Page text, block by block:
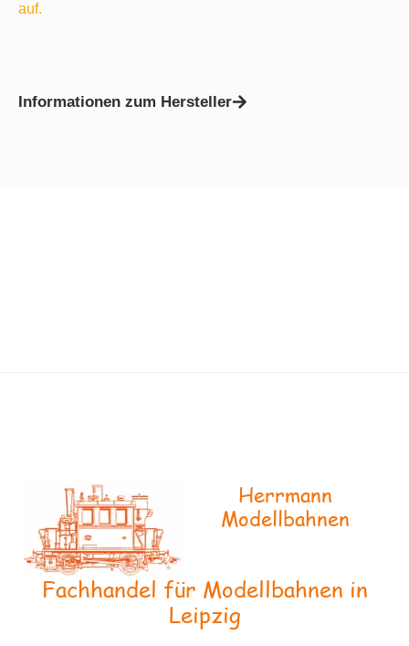
auf.
Informationen zum Hersteller
Herrmann
Modellbahnen
Fachhandel für Modellbahnen in
Leipzig